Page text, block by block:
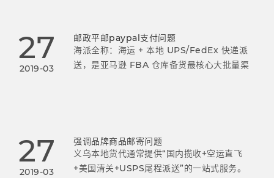
27
2019-03
邮政平邮paypal支付问题
海派全称：海运 + 本地 UPS/FedEx 快递派
送，是亚马逊 FBA 仓库备货最核心大批量渠
27
2019-03
强调品牌商品邮寄问题
义乌本地货代通常提供“国内揽收+空运直飞
+美国清关+USPS尾程派送”的一站式服务。